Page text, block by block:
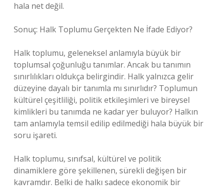
hala net değil.
Sonuç: Halk Toplumu Gerçekten Ne İfade Ediyor?
Halk toplumu, geleneksel anlamıyla büyük bir
toplumsal çoğunluğu tanımlar. Ancak bu tanımın
sınırlılıkları oldukça belirgindir. Halk yalnızca gelir
düzeyine dayalı bir tanımla mı sınırlıdır? Toplumun
kültürel çeşitliliği, politik etkileşimleri ve bireysel
kimlikleri bu tanımda ne kadar yer buluyor? Halkın
tam anlamıyla temsil edilip edilmediği hala büyük bir
soru işareti.
Halk toplumu, sınıfsal, kültürel ve politik
dinamiklere göre şekillenen, sürekli değişen bir
kavramdır. Belki de halkı sadece ekonomik bir